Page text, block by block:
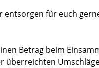
entsorgen für euch
Betrag beim